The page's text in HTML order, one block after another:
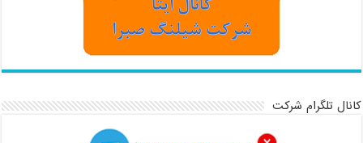
کانال تلگرام شرکت